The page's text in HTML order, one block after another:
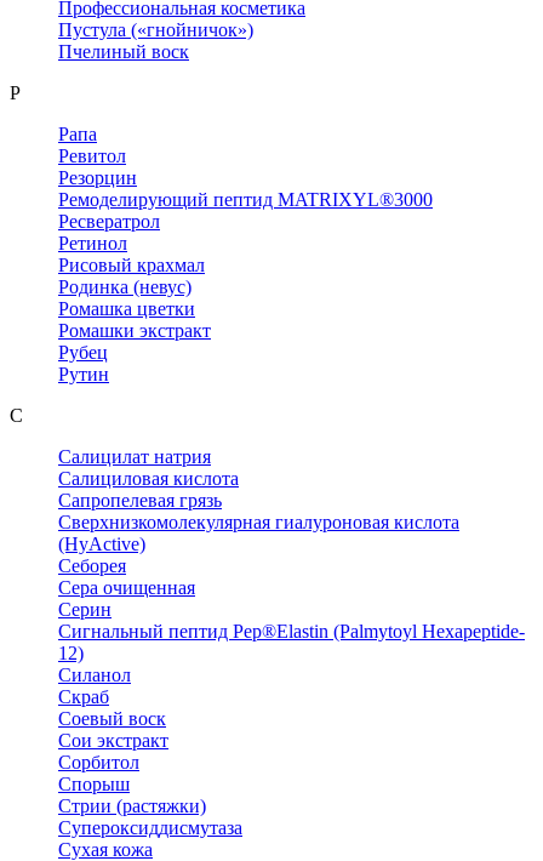
Профессиональная косметика
Пустула («гнойничок»)
Пчелиный воск
Р
Рапа
Ревитол
Резорцин
Ремоделирующий пептид MATRIXYL®3000
Ресвератрол
Ретинол
Рисовый крахмал
Родинка (невус)
Ромашка цветки
Ромашки экстракт
Рубец
Рутин
С
Салицилат натрия
Салициловая кислота
Сапропелевая грязь
Сверхнизкомолекулярная гиалуроновая кислота
(HyActive)
Себорея
Сера очищенная
Серин
Сигнальный пептид Pep®Elastin (Palmytoyl Hexapeptide-
12)
Силанол
Скраб
Соевый воск
Сои экстракт
Сорбитол
Спорыш
Стрии (растяжки)
Супероксиддисмутаза
Сухая кожа